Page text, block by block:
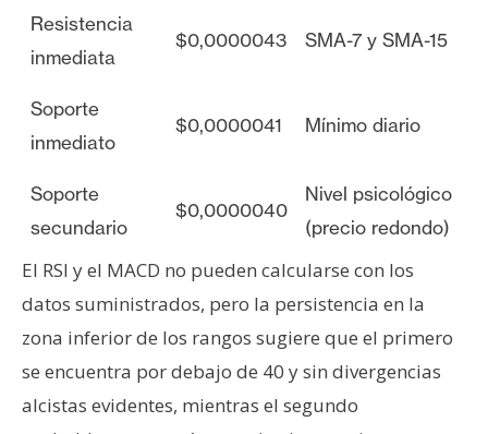
Resistencia
inmediata
$0,0000043 SMA-7 y SMA-15
Soporte
inmediato
$0,0000041 Mínimo diario
Soporte
secundario
$0,0000040
Nivel psicológico
(precio redondo)
El RSI y el MACD no pueden calcularse con los
datos suministrados, pero la persistencia en la
zona inferior de los rangos sugiere que el primero
se encuentra por debajo de 40 y sin divergencias
alcistas evidentes, mientras el segundo